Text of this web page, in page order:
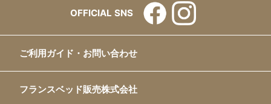
OFFICIAL SNS
ご利用ガイド・お問い合わせ
フランスベッド販売株式会社